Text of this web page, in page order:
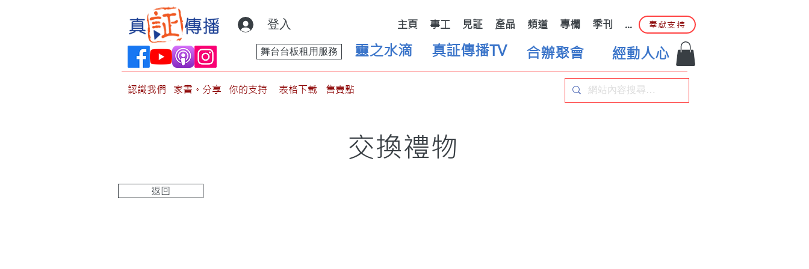
登入 主頁 事工 見証 產品 頻道 專欄 季刊 ... 奉獻支持
靈之水滴
舞台台板租用服務 真証傳播TV 合辦聚會 經動人心
認識我們 家書。分享 你的支持 表格下載 售賣點
交換禮物
返回